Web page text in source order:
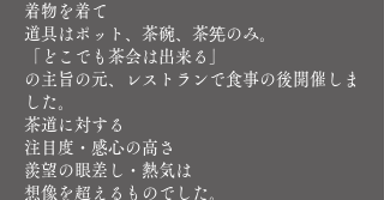
着物を着て
道具はポット、茶碗、茶筅のみ。
「どこでも茶会は出来る」
の主旨の元、レストランで食事の後開催しま
した。
茶道に対する
注目度・感心の高さ
羨望の眼差し・熱気は
想像を超えるものでした。